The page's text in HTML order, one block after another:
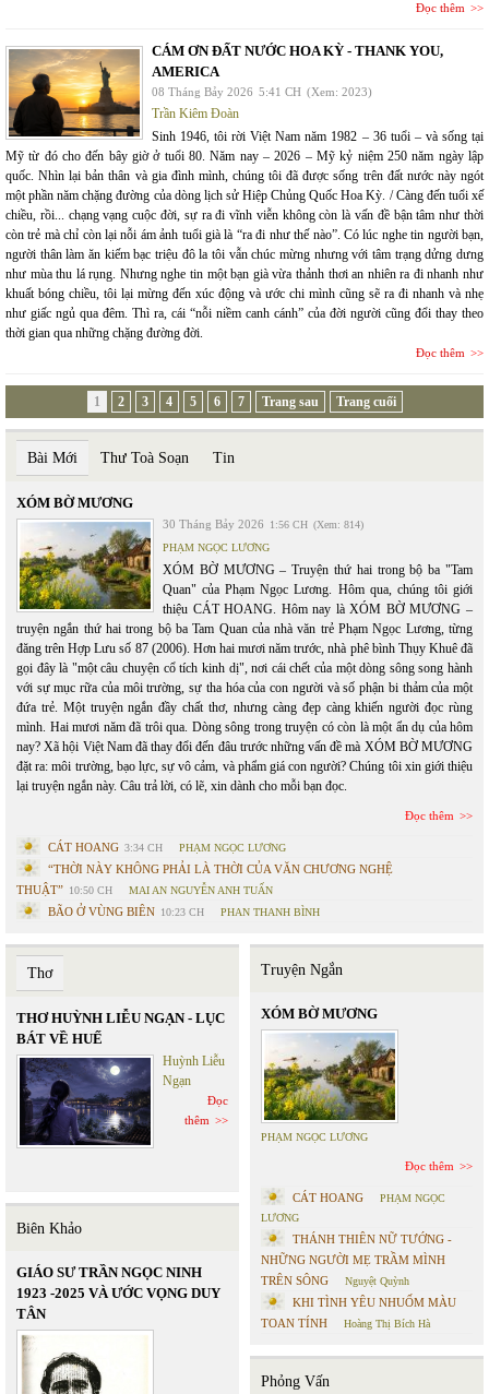
Đọc thêm
CÁM ƠN ĐẤT NƯỚC HOA KỲ - THANK YOU,
AMERICA
08 Tháng Bảy 2026 5:41 CH (Xem: 2023)
Trần Kiêm Đoàn
Sinh 1946, tôi rời Việt Nam năm 1982 – 36 tuổi – và sống tại
Mỹ từ đó cho đến bây giờ ở tuổi 80. Năm nay – 2026 – Mỹ kỷ niệm 250 năm ngày lập
quốc. Nhìn lại bản thân và gia đình mình, chúng tôi đã được sống trên đất nước này ngót
một phần năm chặng đường của dòng lịch sử Hiệp Chủng Quốc Hoa Kỳ. / Càng đến tuổi xế
chiều, rồi... chạng vạng cuộc đời, sự ra đi vĩnh viễn không còn là vấn đề bận tâm như thời
còn trẻ mà chỉ còn lại nỗi ám ảnh tuổi già là “ra đi như thế nào”. Có lúc nghe tin người bạn,
người thân làm ăn kiếm bạc triệu đô la tôi vẫn chúc mừng nhưng với tâm trạng dửng dưng
như mùa thu lá rụng. Nhưng nghe tin một bạn già vừa thảnh thơi an nhiên ra đi nhanh như
khuất bóng chiều, tôi lại mừng đến xúc động và ước chi mình cũng sẽ ra đi nhanh và nhẹ
như giấc ngủ qua đêm. Thì ra, cái “nỗi niềm canh cánh” của đời người cũng đổi thay theo
thời gian qua những chặng đường đời.
Đọc thêm
1 2 3 4 5 6 7 Trang sau Trang cuối
Bài Mới Thư Toà Soạn Tin
XÓM BỜ MƯƠNG
30 Tháng Bảy 2026 1:56 CH (Xem: 814)
PHẠM NGỌC LƯƠNG
XÓM BỜ MƯƠNG – Truyện thứ hai trong bộ ba "Tam
Quan" của Phạm Ngọc Lương. Hôm qua, chúng tôi giới
thiệu CÁT HOANG. Hôm nay là XÓM BỜ MƯƠNG –
truyện ngắn thứ hai trong bộ ba Tam Quan của nhà văn trẻ Phạm Ngọc Lương, từng
đăng trên Hợp Lưu số 87 (2006). Hơn hai mươi năm trước, nhà phê bình Thụy Khuê đã
gọi đây là "một câu chuyện cổ tích kinh dị", nơi cái chết của một dòng sông song hành
với sự mục rữa của môi trường, sự tha hóa của con người và số phận bi thảm của một
đứa trẻ. Một truyện ngắn đầy chất thơ, nhưng càng đẹp càng khiến người đọc rùng
mình. Hai mươi năm đã trôi qua. Dòng sông trong truyện có còn là một ẩn dụ của hôm
nay? Xã hội Việt Nam đã thay đổi đến đâu trước những vấn đề mà XÓM BỜ MƯƠNG
đặt ra: môi trường, bạo lực, sự vô cảm, và phẩm giá con người? Chúng tôi xin giới thiệu
lại truyện ngắn này. Câu trả lời, có lẽ, xin dành cho mỗi bạn đọc.
Đọc thêm
CÁT HOANG 3:34 CH PHẠM NGỌC LƯƠNG
“THỜI NÀY KHÔNG PHẢI LÀ THỜI CỦA VĂN CHƯƠNG NGHỆ
THUẬT” 10:50 CH MAI AN NGUYỄN ANH TUẤN
BÃO Ở VÙNG BIÊN 10:23 CH PHAN THANH BÌNH
Thơ
THƠ HUỲNH LIỄU NGẠN - LỤC
BÁT VỀ HUẾ
Huỳnh Liễu
Ngạn
Đọc
thêm
Biên Khảo
GIÁO SƯ TRẦN NGỌC NINH
1923 -2025 VÀ ƯỚC VỌNG DUY
TÂN
Truyện Ngắn
XÓM BỜ MƯƠNG
PHẠM NGỌC LƯƠNG
Đọc thêm
CÁT HOANG
PHẠM NGỌC
LƯƠNG
THÁNH THIÊN NỮ TƯỚNG -
NHỮNG NGƯỜI MẸ TRẦM MÌNH
TRÊN SÔNG
Nguyệt Quỳnh
KHI TÌNH YÊU NHUỐM MÀU
TOAN TÍNH
Hoàng Thị Bích Hà
Phỏng Vấn